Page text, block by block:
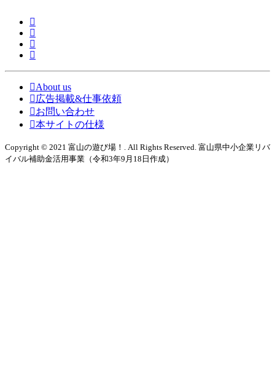
About us
広告掲載&仕事依頼
お問い合わせ
本サイトの仕様
Copyright © 2021 富山の遊び場！. All Rights Reserved. 富山県中小企業リバ
イバル補助金活用事業（令和3年9月18日作成）